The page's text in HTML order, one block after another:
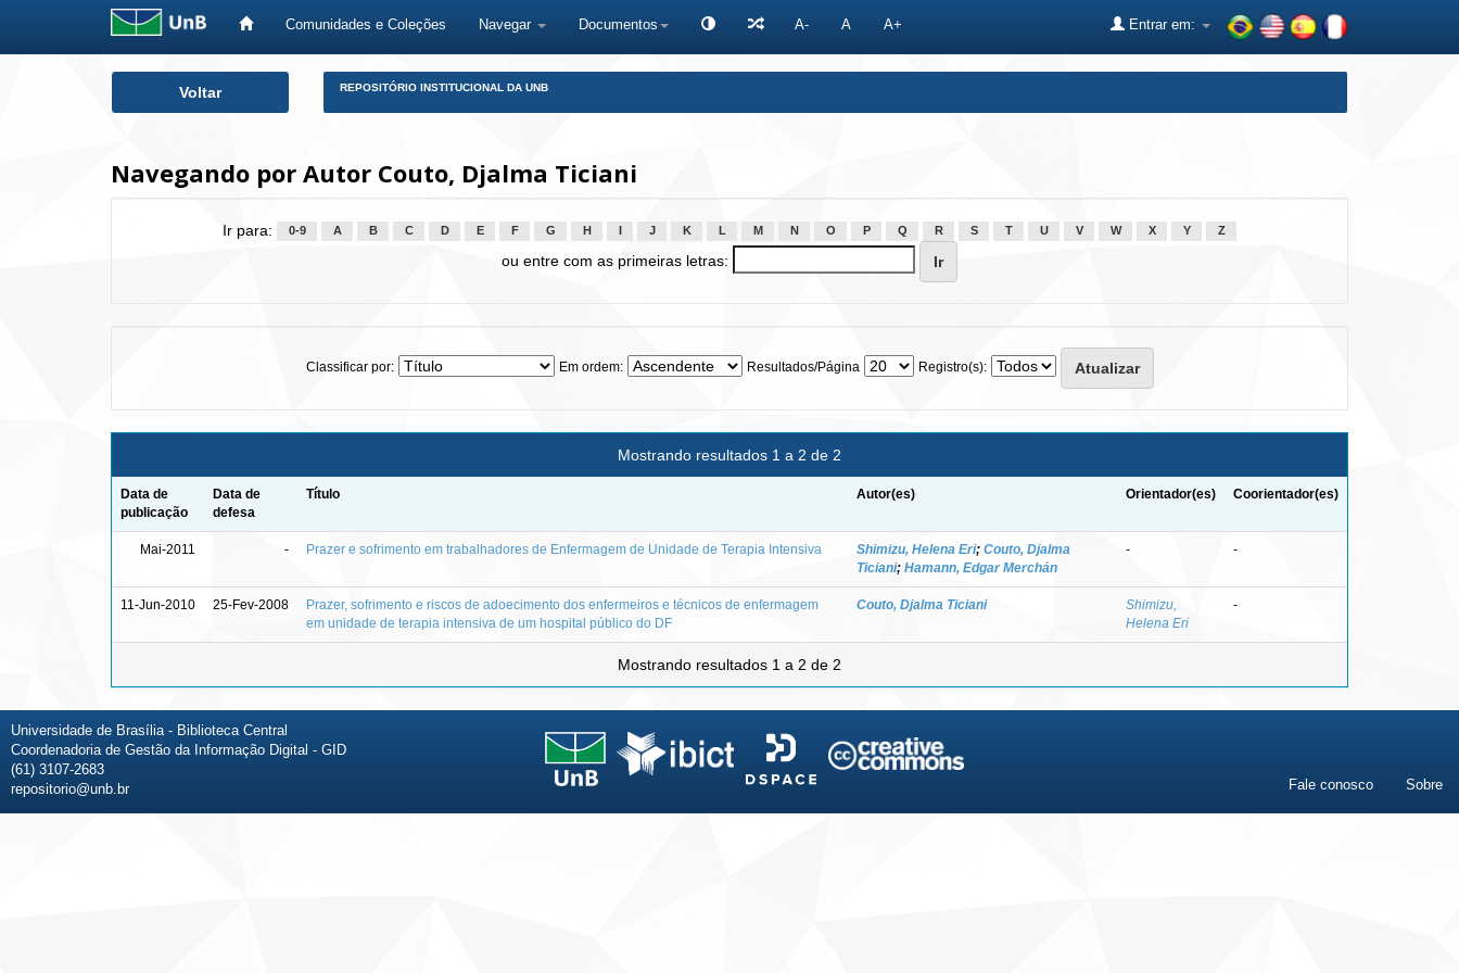
Comunidades e Coleções Navegar Documentos A- A A+ Entrar em:
Voltar REPOSITÓRIO INSTITUCIONAL DA UNB
Navegando por Autor Couto, Djalma Ticiani
Ir para: 0-9 A B C D E F G H J K L M N O P Q R S T U V W X Y Z
ou entre com as primeiras letras:
Classificar por: Em ordem: Resultados/Página Registro(s):
Mostrando resultados 1 a 2 de 2
Data de
publicação
Data de
defesa
Título Autor(es) Orientador(es) Coorientador(es)
Mai-2011 - Prazer e sofrimento em trabalhadores de Enfermagem de Unidade de Terapia Intensiva Shimizu, Helena Eri; Couto, Djalma
Ticiani; Hamann, Edgar Merchán
- -
11-Jun-2010 25-Fev-2008
Prazer, sofrimento e riscos de adoecimento dos enfermeiros e técnicos de enfermagem
em unidade de terapia intensiva de um hospital público do DF
Couto, Djalma Ticiani
Shimizu,
Helena Eri
-
Mostrando resultados 1 a 2 de 2
Universidade de Brasília - Biblioteca Central
Coordenadoria de Gestão da Informação Digital - GID
(61) 3107-2683
repositorio@unb.br
Fale conosco Sobre